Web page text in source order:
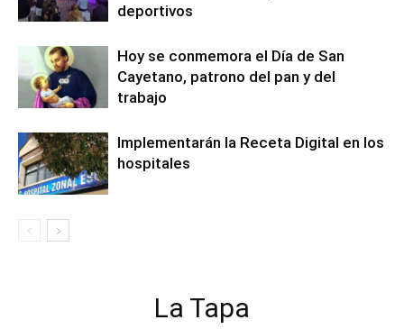
deportivos
Hoy se conmemora el Día de San
Cayetano, patrono del pan y del
trabajo
Implementarán la Receta Digital en los
hospitales
La Tapa